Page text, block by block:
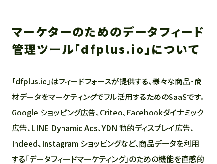
マーケターのためのデータフィード
管理ツール「dfplus.io」について
「dfplus.io」はフィードフォースが提供する、様々な商品・商
材データをマーケティングでフル活用するためのSaaSです。
Google ショッピング広告、Criteo、Facebookダイナミック
広告、LINE Dynamic Ads、YDN 動的ディスプレイ広告、
Indeed、Instagram ショッピングなど、商品データを利用
する「データフィードマーケティング」のための機能を直感的